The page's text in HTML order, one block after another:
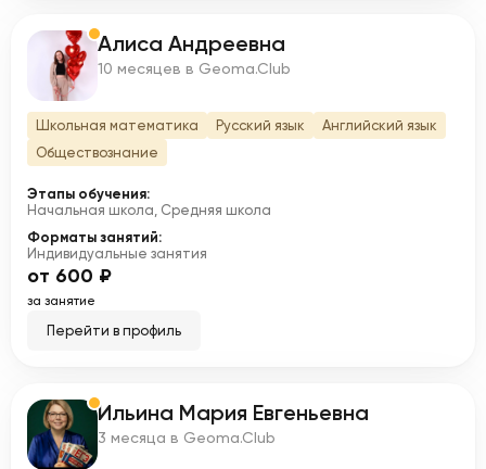
А Алиса Андреевна
10 месяцев в Geoma.Club
Школьная математика Русский язык
Английский язык
Обществознание
Этапы обучения:
Начальная школа, Средняя школа
Форматы занятий:
Индивидуальные занятия
от 600 ₽
за занятие
Перейти в профиль
И Ильина Мария Евгеньевна
3 месяца в Geoma.Club